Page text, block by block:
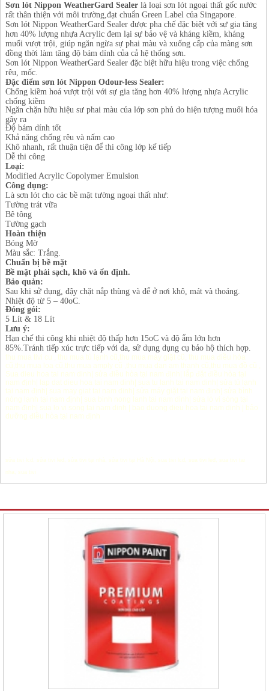
Sơn lót Nippon WeatherGard Sealer là loại sơn lót ngoại thất gốc nước
rất thân thiện với môi trường,đạt chuẩn Green Label của Singapore.
Sơn lót Nippon WeatherGard Sealer được pha chế đặc biệt với sự gia tăng
hơn 40% lượng nhựa Acrylic đem lại sự bảo vệ và kháng kiềm, kháng
muối vượt trội, giúp ngăn ngừa sự phai màu và xuống cấp của màng sơn
đồng thời làm tăng độ bám dính của cả hệ thống sơn.
Sơn lót Nippon WeatherGard Sealer đặc biệt hữu hiệu trong việc chống
rêu, mốc.
Đặc điểm sơn lót Nippon Odour-less Sealer:
Chống kiềm hoá vượt trội với sự gia tăng hơn 40% lượng nhựa Acrylic
chống kiềm
Ngăn chặn hữu hiệu sư phai màu của lớp sơn phủ do hiện tượng muối hóa
gây ra
Độ bám dính tốt
Khả năng chống rêu và nấm cao
Khô nhanh, rất thuận tiện để thi công lớp kế tiếp
Dễ thi công
Loại:
Modified Acrylic Copolymer Emulsion
Công dụng:
Là sơn lót cho các bề mặt tường ngoại thất như:
Tường trát vữa
Bê tông
Tường gạch
Hoàn thiện
Bóng Mờ
Màu sắc: Trắng.
Chuẩn bị bề mặt
Bề mặt phải sạch, khô và ổn định.
Bảo quản:
Sau khi sử dụng, đậy chặt nắp thùng và để ở nơi khô, mát và thoáng.
Nhiệt độ từ 5 – 40oC.
Đóng gói:
5 Lít & 18 Lít
Lưu ý:
Hạn chế thi công khi nhiệt độ thấp hơn 15oC và độ ẩm lớn hơn
85%.Tránh tiếp xúc trực tiếp với da, sử dụng dụng cụ bảo hộ thích hợp.
thu mua tivi cu , thu mua tủ lạnh cũ, thu mua máy giặt cũ, thu mua điều hòa
cũ, thu mua loa cũ, thu mua amply cũ , thu mua dan am thanh cũ, thu mua đồ cũ ,
Sua dieu hoa tai nam dinh sửa điều hòa tại nam định
lắp đặt điều hòa tại
nam định
lap dat dieu hoa tai nam dinh sua tu lanh tai nam dinh sửa tủ lạnh
tại nam định sua may giat tai nam dinh sửa máy giặt tại nam định sửa bình
nóng lạnh tại nam định sua binh nong lanh tai nam dinh sửa lò vi sóng tại
nam định sua lo vi song tai nam dinh bao duong dieu hoa tai nam dinh
bảo
dưỡng điều hòa tại nam định
sửa tivi lcd sửa tivi led sửa tivi tại nhà sửa tivi tại Hà Nội sua tivi lcd sua tivi led
sua tivi tai
nha
sua tivi